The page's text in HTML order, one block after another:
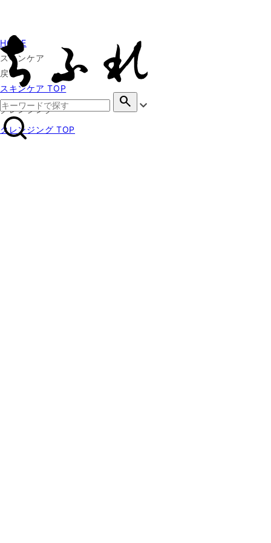
search
HOME
スキンケア
戻る
スキンケア TOP
クレンジング
クレンジング TOP